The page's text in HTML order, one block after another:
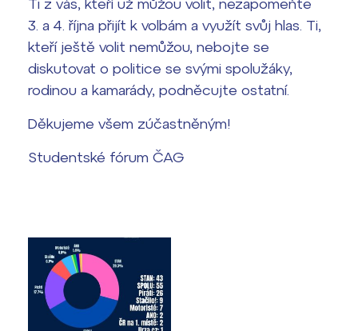
Pomoc! Mám problém!
Harmonogram školního roku
Ti z vás, kteří už můžou volit, nezapomeňte
3. a 4. října přijít k volbám a využít svůj hlas. Ti,
kteří ještě volit nemůžou, nebojte se
diskutovat o politice se svými spolužáky,
rodinou a kamarády, podněcujte ostatní.
Děkujeme všem zúčastněným!
Studentské fórum ČAG